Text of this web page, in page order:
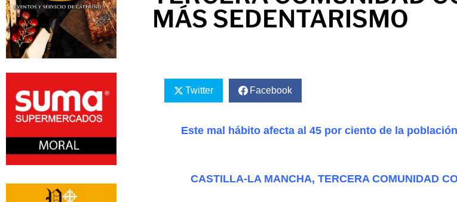
MÁS SEDENTARISMO
Twitter Facebook
Este mal hábito afecta al 45 por ciento de la
CASTILLA-LA MANCHA, TERCERA COMUNIDAD